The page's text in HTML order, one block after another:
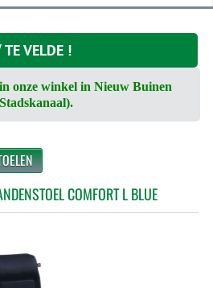
TE VELDE !
onze winkel in Nieuw Buinen
COMFORT L BLUE